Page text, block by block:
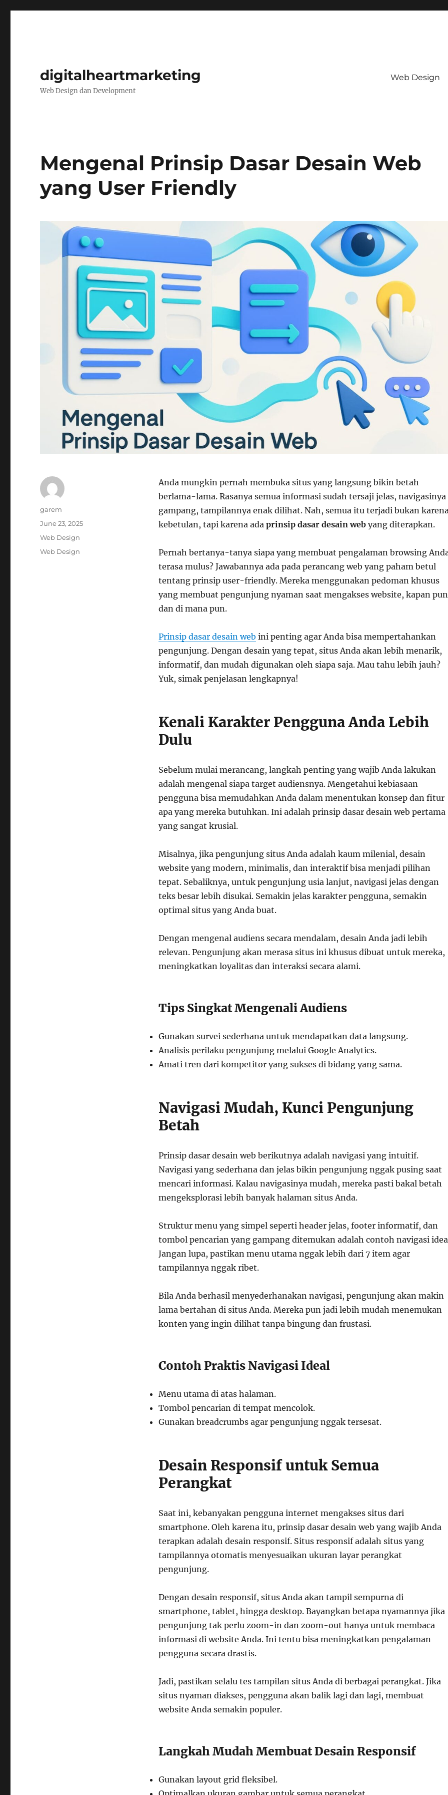
digitalheartmarketing
Web Design dan Development
Web Design
Mengenal Prinsip Dasar Desain Web
yang User Friendly
Anda mungkin pernah membuka situs yang langsung bikin betah
berlama-lama. Rasanya semua informasi sudah tersaji jelas, navigasinya
gampang, tampilannya enak dilihat. Nah, semua itu terjadi bukan
kebetulan, tapi karena ada prinsip dasar desain webyang diterapkan.
Pernah bertanya-tanya siapa yang membuat pengalaman browsing
terasa mulus? Jawabannya ada pada perancang web yang paham betul
tentang prinsip user-friendly. Mereka menggunakan pedoman khusus
yang membuat pengunjung nyaman saat mengakses website, kapan pun
dan di mana pun.
Prinsip dasar desain web ini penting agar Anda bisa mempertahankan
pengunjung. Dengan desain yang tepat, situs Anda akan lebih menarik,
informatif, dan mudah digunakan oleh siapa saja. Mau tahu lebih jauh?
Yuk, simak penjelasan lengkapnya!
Kenali Karakter Pengguna Anda Lebih
Dulu
Sebelum mulai merancang, langkah penting yang wajib Anda lakukan
adalah mengenal siapa target audiensnya. Mengetahui kebiasaan
pengguna bisa memudahkan Anda dalam menentukan konsep dan fitur
apa yang mereka butuhkan. Ini adalah prinsip dasar desain web pertama
yang sangat krusial.
Misalnya, jika pengunjung situs Anda adalah kaum milenial, desain
website yang modern, minimalis, dan interaktif bisa menjadi pilihan
tepat. Sebaliknya, untuk pengunjung usia lanjut, navigasi jelas dengan
teks besar lebih disukai. Semakin jelas karakter pengguna, semakin
optimal situs yang Anda buat.
Dengan mengenal audiens secara mendalam, desain Anda jadi lebih
relevan. Pengunjung akan merasa situs ini khusus dibuat untuk mereka,
meningkatkan loyalitas dan interaksi secara alami.
Tips Singkat Mengenali Audiens
Gunakan survei sederhana untuk mendapatkan data langsung.
Analisis perilaku pengunjung melalui Google Analytics.
Amati tren dari kompetitor yang sukses di bidang yang sama.
Navigasi Mudah, Kunci Pengunjung
Betah
Prinsip dasar desain web berikutnya adalah navigasi yang intuitif.
Navigasi yang sederhana dan jelas bikin pengunjung nggak pusing saat
mencari informasi. Kalau navigasinya mudah, mereka pasti bakal betah
mengeksplorasi lebih banyak halaman situs Anda.
Struktur menu yang simpel seperti header jelas, footer informatif, dan
tombol pencarian yang gampang ditemukan adalah contoh navigasi
Jangan lupa, pastikan menu utama nggak lebih dari 7 item agar
tampilannya nggak ribet.
Bila Anda berhasil menyederhanakan navigasi, pengunjung akan makin
lama bertahan di situs Anda. Mereka pun jadi lebih mudah menemukan
konten yang ingin dilihat tanpa bingung dan frustasi.
Contoh Praktis Navigasi Ideal
Menu utama di atas halaman.
Tombol pencarian di tempat mencolok.
Gunakan breadcrumbs agar pengunjung nggak tersesat.
Desain Responsif untuk Semua
Perangkat
Saat ini, kebanyakan pengguna internet mengakses situs dari
smartphone. Oleh karena itu, prinsip dasar desain web yang wajib Anda
terapkan adalah desain responsif. Situs responsif adalah situs yang
tampilannya otomatis menyesuaikan ukuran layar perangkat
pengunjung.
Dengan desain responsif, situs Anda akan tampil sempurna di
smartphone, tablet, hingga desktop. Bayangkan betapa nyamannya jika
pengunjung tak perlu zoom-in dan zoom-out hanya untuk membaca
informasi di website Anda. Ini tentu bisa meningkatkan pengalaman
pengguna secara drastis.
Jadi, pastikan selalu tes tampilan situs Anda di berbagai perangkat. Jika
situs nyaman diakses, pengguna akan balik lagi dan lagi, membuat
website Anda semakin populer.
Langkah Mudah Membuat Desain Responsif
Gunakan layout grid fleksibel.
Author
garem
Posted
June 23, 2025
Categories
Web Design
Tags
Web Design